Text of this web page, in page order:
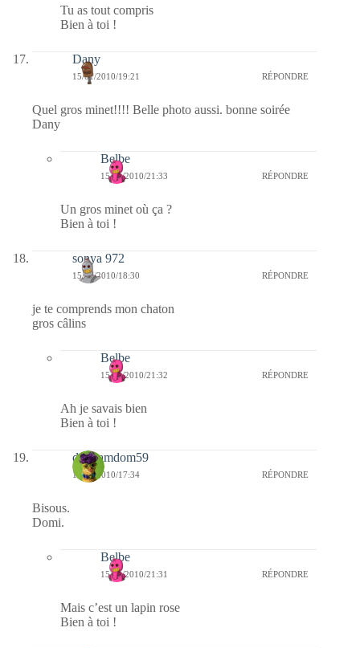
Tu as tout compris
Bien à toi !
Dany
15/01/2010/19:21 RÉPONDRE
Quel gros minet!!!! Belle photo aussi. bonne soirée
Dany
Belbe
15/01/2010/21:33 RÉPONDRE
Un gros minet où ça ?
Bien à toi !
sonya 972
15/01/2010/18:30 RÉPONDRE
je te comprends mon chaton
gros câlins
Belbe
15/01/2010/21:32 RÉPONDRE
Ah je savais bien
Bien à toi !
dimdamdom59
15/01/2010/17:34 RÉPONDRE
Bisous.
Domi.
Belbe
15/01/2010/21:31 RÉPONDRE
Mais c’est un lapin rose
Bien à toi !